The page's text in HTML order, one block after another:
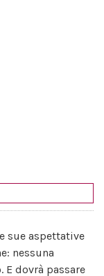
sue aspettative
nessuna
E dovrà passare